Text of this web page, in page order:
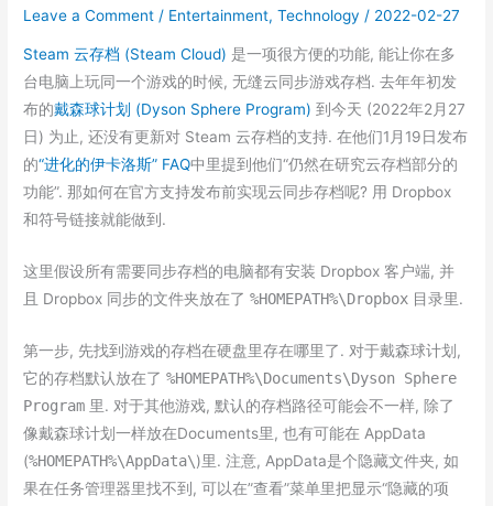
Leave a Comment / Entertainment,Technology / 2022-02-27
Steam 云存档 (Steam Cloud) 是一项很方便的功能, 能让你在多
台电脑上玩同一个游戏的时候, 无缝云同步游戏存档. 去年年初发
布的戴森球计划 (Dyson Sphere Program) 到今天 (2022年2月27
日) 为止, 还没有更新对 Steam 云存档的支持. 在他们1月19日发布
的“进化的伊卡洛斯” FAQ中里提到他们“仍然在研究云存档部分的
功能”. 那如何在官方支持发布前实现云同步存档呢? 用 Dropbox
和符号链接就能做到.
这里假设所有需要同步存档的电脑都有安装 Dropbox 客户端, 并
且 Dropbox 同步的文件夹放在了%HOMEPATH%\Dropbox 目录里.
第一步, 先找到游戏的存档在硬盘里存在哪里了. 对于戴森球计划,
它的存档默认放在了%HOMEPATH%\Documents\Dyson Sphere
Program 里. 对于其他游戏, 默认的存档路径可能会不一样, 除了
像戴森球计划一样放在Documents里, 也有可能在 AppData
(%HOMEPATH%\AppData\)里. 注意, AppData是个隐藏文件夹, 如
果在任务管理器里找不到, 可以在”查看”菜单里把显示“隐藏的项